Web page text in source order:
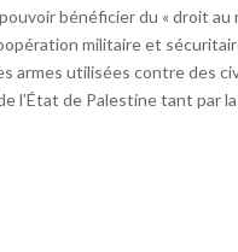
bénéficier du « droit au
militaire et
armes utilisées contre des
l’État de Palestine tant par